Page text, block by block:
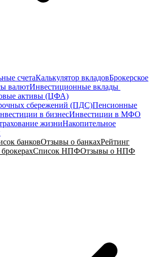
счетаКалькулятор вкладовБрокерское
валютИнвестиционные вклады
активы (ЦФА)
сбережений (ПДС)Пенсионные
в бизнесИнвестиции в МФО
жизниНакопительное
банковОтзывы о банкахРейтинг
Список НПФОтзывы о НПФ